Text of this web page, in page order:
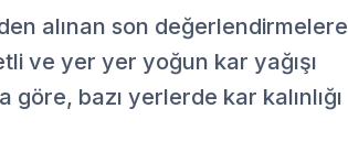
alınan son değerlendirmelere
ve yer yer yoğun kar yağışı
bazı yerlerde kar kalınlığı